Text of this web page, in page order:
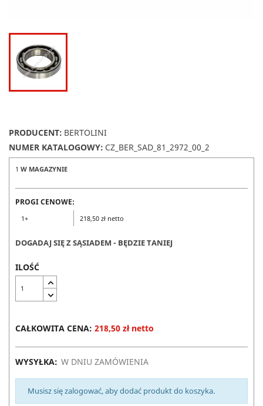
PRODUCENT: BERTOLINI
NUMER KATALOGOWY: CZ_BER_SAD_81_2972_00_2
1 W MAGAZYNIE
PROGI CENOWE:
1+ 218,50 zł netto
DOGADAJ SIĘ Z SĄSIADEM - BĘDZIE TANIEJ
ILOŚĆ
CAŁKOWITA CENA: 218,50 zł netto
WYSYŁKA: W DNIU ZAMÓWIENIA
Musisz się zalogować, aby dodać produkt do koszyka.